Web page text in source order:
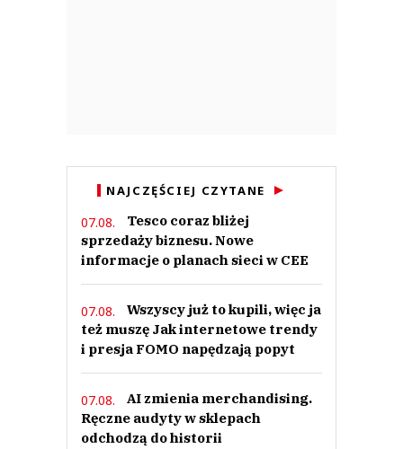
NAJCZĘŚCIEJ CZYTANE
07.08.
Tesco coraz bliżej
sprzedaży biznesu. Nowe
informacje o planach sieci w CEE
07.08.
Wszyscy już to kupili, więc ja
też muszę Jak internetowe trendy
i presja FOMO napędzają popyt
07.08.
AI zmienia merchandising.
Ręczne audyty w sklepach
odchodzą do historii